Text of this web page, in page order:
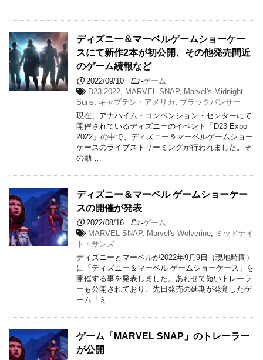
ディズニー＆マーベルゲームショーケー
スにて新作2本が初公開、その他発売間近
のゲーム続報など
2022/09/10 -ゲーム
D23 2022
MARVEL SNAP,
Marvel's Midnight
Suns
キャプテン・アメリカ
ブラックパンサー
現在、アナハイム・コンベンション・センターにて
開催されているディズニーのイベント「D23 Expo
2022」の中で、ディズニー＆マーベルゲームショー
ケースのライブストリーミングが行われました。そ
の動 …
ディズニー＆マーベル ゲームショーケー
スの開催が発表
2022/08/16 -ゲーム
MARVEL SNAP, Marvel's Wolverine
ミッドナイ
ト・サンズ
ディズニーとマーベルが2022年9月9日（現地時間）
に「ディズニー＆マーベル ゲームショーケース」を
開催する事を発表しました。あわせて短いトレーラ
ーも公開されており、先日発売の延期が発覚したゲ
ーム「ミ …
ゲーム「MARVEL SNAP」のトレーラー
が公開